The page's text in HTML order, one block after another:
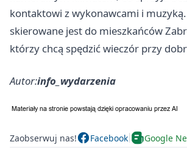
kontaktowi z wykonawcami i
skierowane jest do mieszkańców
którzy chcą spędzić wieczór przy
Autor:info_wydarzenia
Zaobserwuj nas! Facebook Google